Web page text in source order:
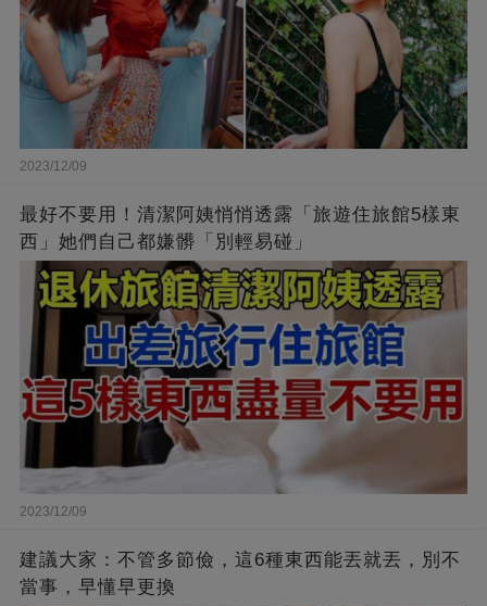
2023/12/09
最好不要用！清潔阿姨悄悄透露「旅遊住旅館5樣東
西」她們自己都嫌髒「別輕易碰」
2023/12/09
建議大家：不管多節儉，這6種東西能丟就丟，別不
當事，早懂早更換